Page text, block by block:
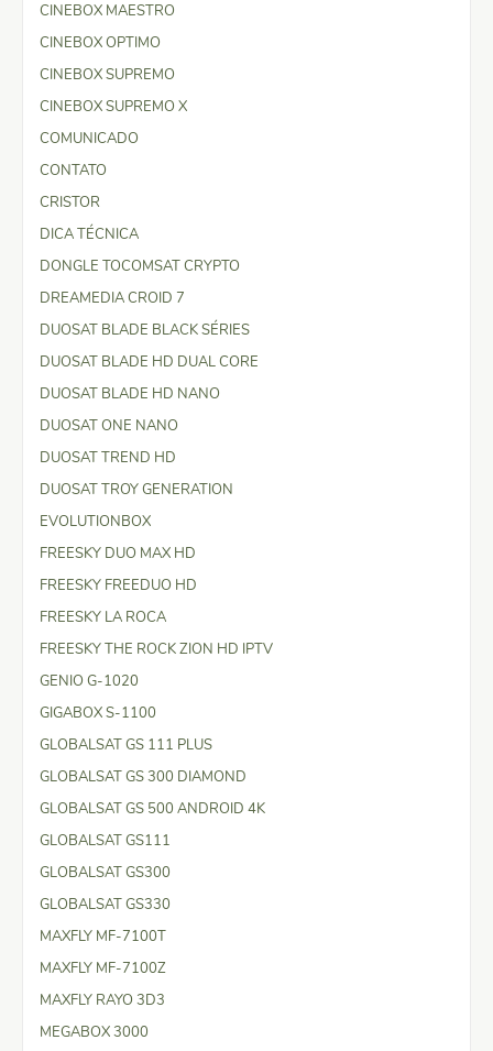
CINEBOX MAESTRO
CINEBOX OPTIMO
CINEBOX SUPREMO
CINEBOX SUPREMO X
COMUNICADO
CONTATO
CRISTOR
DICA TÉCNICA
DONGLE TOCOMSAT CRYPTO
DREAMEDIA CROID 7
DUOSAT BLADE BLACK SÉRIES
DUOSAT BLADE HD DUAL CORE
DUOSAT BLADE HD NANO
DUOSAT ONE NANO
DUOSAT TREND HD
DUOSAT TROY GENERATION
EVOLUTIONBOX
FREESKY DUO MAX HD
FREESKY FREEDUO HD
FREESKY LA ROCA
FREESKY THE ROCK ZION HD IPTV
GENIO G-1020
GIGABOX S-1100
GLOBALSAT GS 111 PLUS
GLOBALSAT GS 300 DIAMOND
GLOBALSAT GS 500 ANDROID 4K
GLOBALSAT GS111
GLOBALSAT GS300
GLOBALSAT GS330
MAXFLY MF-7100T
MAXFLY MF-7100Z
MAXFLY RAYO 3D3
MEGABOX 3000